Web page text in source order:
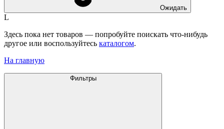
Ожидать
L
Здесь пока нет товаров — попробуйте поискать что-нибудь
другое или воспользуйтесь каталогом.
На главную
Фильтры